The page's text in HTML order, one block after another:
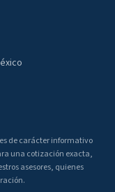
de carácter informativo
una cotización exacta,
asesores, quienes